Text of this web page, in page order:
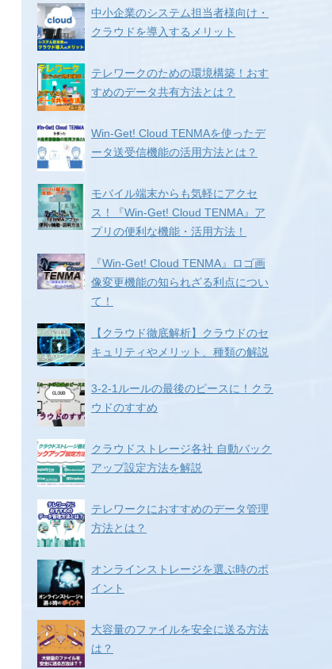
中小企業のシステム担当者様向け・
クラウドを導入するメリット
テレワークのための環境構築！おす
すめのデータ共有方法とは？
Win-Get! Cloud TENMAを使ったデ
ータ送受信機能の活用方法とは？
モバイル端末からも気軽にアクセ
ス！『Win-Get! Cloud TENMA』ア
プリの便利な機能・活用方法！
『Win-Get! Cloud TENMA』ロゴ画
像変更機能の知られざる利点につい
て！
【クラウド徹底解析】クラウドのセ
キュリティやメリット、種類の解説
3-2-1ルールの最後のピースに！クラ
ウドのすすめ
クラウドストレージ各社 自動バック
アップ設定方法を解説
テレワークにおすすめのデータ管理
方法とは？
オンラインストレージを選ぶ時のポ
イント
大容量のファイルを安全に送る方法
は？